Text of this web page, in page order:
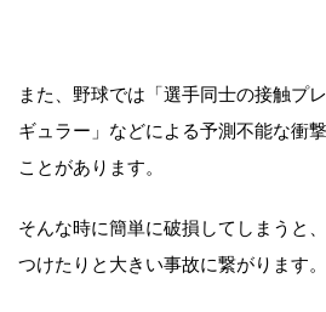
また、野球では「選手同士の接触プ
ギュラー」などによる予測不能な衝
ことがあります。
そんな時に簡単に破損してしまうと
つけたりと大きい事故に繋がります。